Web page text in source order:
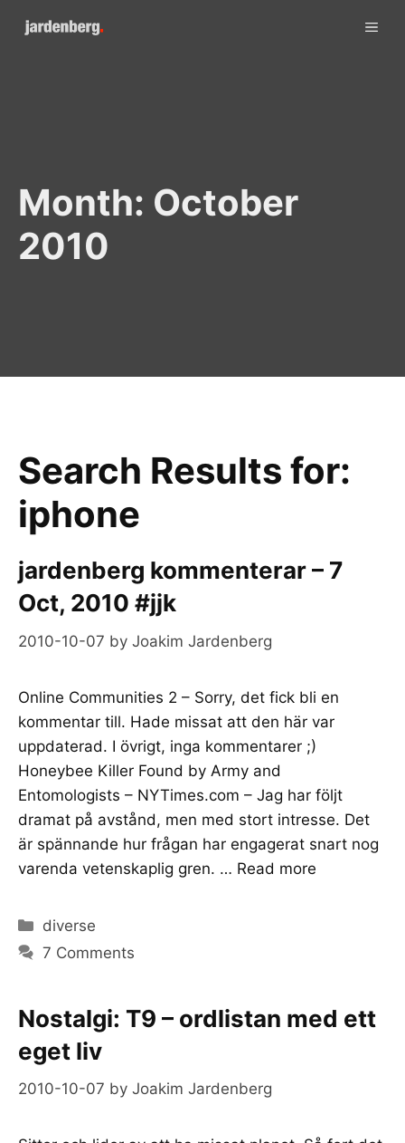
Month: October
2010
Search Results for:
iphone
jardenberg kommenterar – 7
Oct, 2010 #jjk
2010-10-07 by Joakim Jardenberg
Online Communities 2 – Sorry, det fick bli en
kommentar till. Hade missat att den här var
uppdaterad. I övrigt, inga kommentarer ;)
Honeybee Killer Found by Army and
Entomologists – NYTimes.com – Jag har följt
dramat på avstånd, men med stort intresse. Det
är spännande hur frågan har engagerat snart nog
varenda vetenskaplig gren. … Read more
Categories
diverse
7 Comments
Nostalgi: T9 – ordlistan med ett
eget liv
2010-10-07 by Joakim Jardenberg